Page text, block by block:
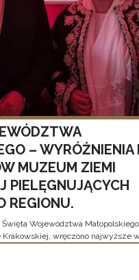
– WYRÓŻNIENIA
MUZEUM ZIEMI
PIELĘGNUJĄCYCH
REGIONU.
Województwa
Krakowskiej, wręczono najwyższe